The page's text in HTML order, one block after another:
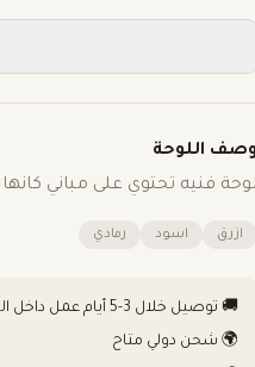
وصف اللوحة
لوحة فنيه تحتوي على مباني
ازرق اسود رمادي
🚚 توصيل خلال 3-5 أيام عمل داخل الكويت
🌍 شحن دولي متاح